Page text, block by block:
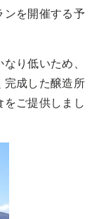
ンを開催する予
り低いため、
完成した醸造所
ご提供しまし